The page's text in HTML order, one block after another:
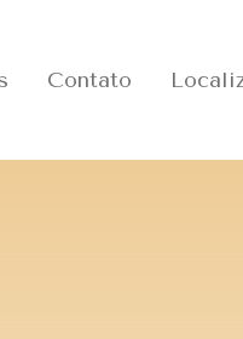
Contato